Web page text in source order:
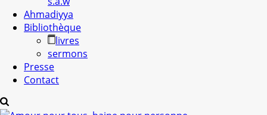
Ahmadiyya
Bibliothèque
livres
sermons
Presse
Contact